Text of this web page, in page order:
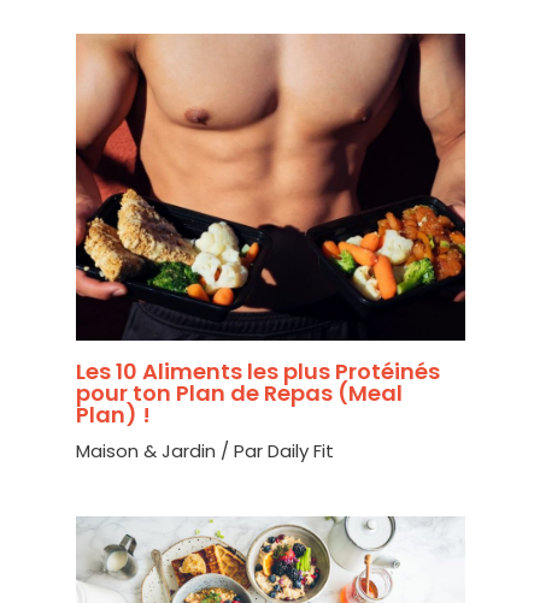
Les 10 Aliments les plus Protéinés
pour ton Plan de Repas (Meal
Plan) !
Maison & Jardin / ParDaily Fit